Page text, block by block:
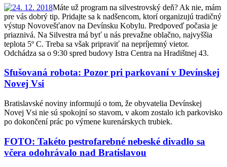
Máte už program na silvestrovský deň? Ak nie, mám
pre vás dobrý tip. Pridajte sa k nadšencom, ktorí organizujú tradičný
výstup Novovešťanov na Devínsku Kobylu. Predpoveď počasia je
priaznivá. Na Silvestra má byť u nás prevažne oblačno, najvyššia
teplota 5º C. Treba sa však pripraviť na nepríjemný vietor.
Odchádza sa o 9:30 spred budovy Istra Centra na Hradištnej 43.
Sfušovaná robota: Pozor pri parkovaní v Devínskej
Novej Vsi
Bratislavské noviny informujú o tom, že obyvatelia Devínskej
Novej Vsi nie sú spokojní so stavom, v akom zostalo ich parkovisko
po dokončení prác po výmene kurenárskych trubiek.
FOTO: Takéto pestrofarebné nebeské divadlo sa
včera odohrávalo nad Bratislavou